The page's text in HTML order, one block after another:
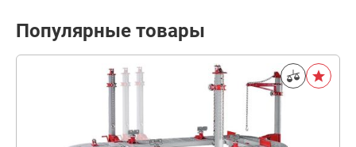
Популярные товары